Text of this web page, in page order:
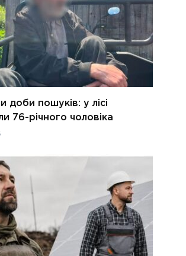
доби пошуків: у лісі
76-річного чоловіка